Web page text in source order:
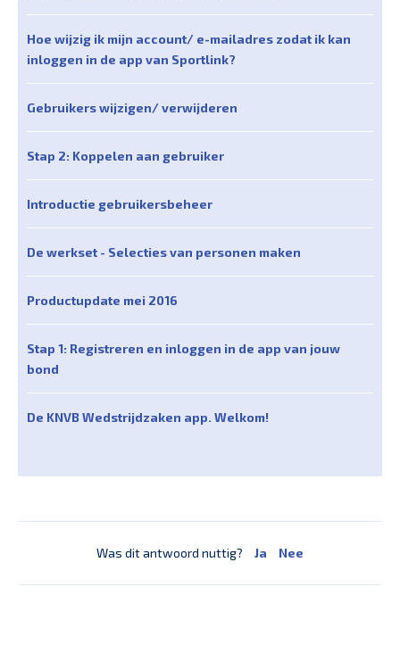
Hoe wijzig ik mijn account/ e-mailadres zodat ik kan
inloggen in de app van Sportlink?
Gebruikers wijzigen/ verwijderen
Stap 2: Koppelen aan gebruiker
Introductie gebruikersbeheer
De werkset - Selecties van personen maken
Productupdate mei 2016
Stap 1: Registreren en inloggen in de app van jouw
bond
De KNVB Wedstrijdzaken app. Welkom!
Was dit antwoord nuttig? Ja Nee